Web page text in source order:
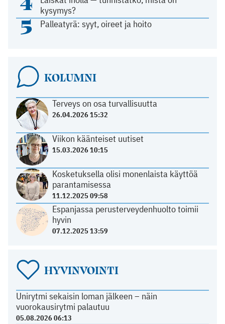
kysymys?
5 Palleatyrä: syyt, oireet ja hoito
KOLUMNI
Terveys on osa turvallisuutta
26.04.2026 15:32
Viikon käänteiset uutiset
15.03.2026 10:15
Kosketuksella olisi monenlaista käyttöä
parantamisessa
11.12.2025 09:58
Espanjassa perusterveydenhuolto toimii
hyvin
07.12.2025 13:59
HYVINVOINTI
Unirytmi sekaisin loman jälkeen – näin
vuorokausirytmi palautuu
05.08.2026 06:13